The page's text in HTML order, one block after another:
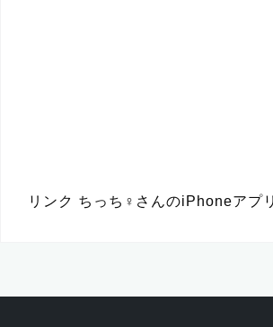
リンク ちっち♀さんのiPhoneアプ